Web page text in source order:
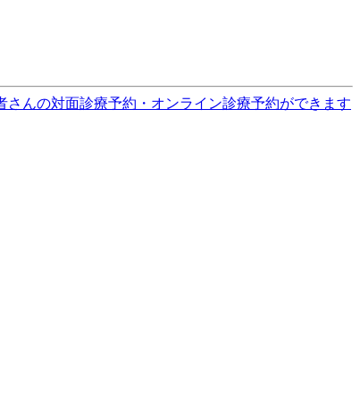
さんの対面診療予約・オンライン診療予約ができます